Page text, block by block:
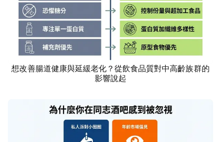
滋補
想改善腸道健康與延緩老化？從飲食品質對中高齡族群的
影響說起